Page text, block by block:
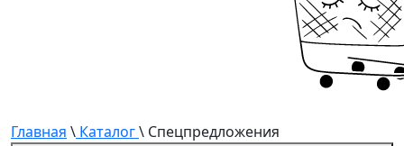
Главная \ Каталог\ Спецпредложения